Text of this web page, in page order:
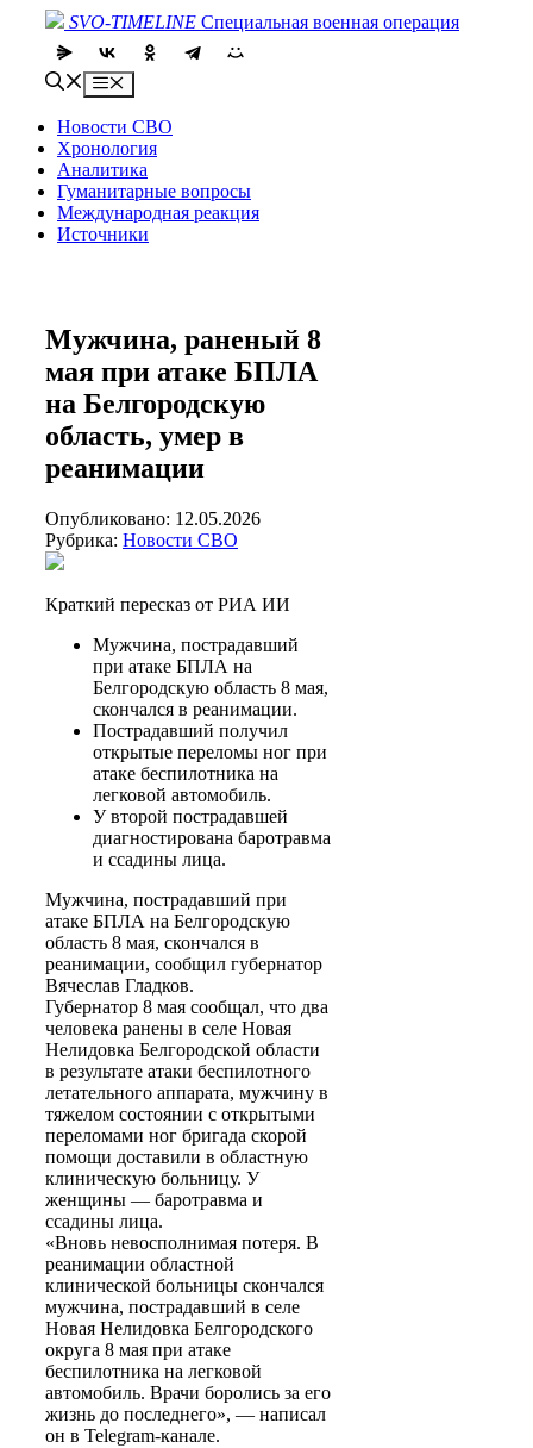
content
SVO-TIMELINE Специальная военная операция
Menu
Новости СВО
Хронология
Аналитика
Гуманитарные вопросы
Международная реакция
Источники
Мужчина, раненый 8
мая при атаке БПЛА
на Белгородскую
область, умер в
реанимации
Опубликовано: 12.05.2026
Рубрика: Новости СВО
Краткий пересказ от РИА ИИ
Мужчина, пострадавший
при атаке БПЛА на
Белгородскую область 8 мая,
скончался в реанимации.
Пострадавший получил
открытые переломы ног при
атаке беспилотника на
легковой автомобиль.
У второй пострадавшей
диагностирована баротравма
и ссадины лица.
Мужчина, пострадавший при
атаке БПЛА на Белгородскую
область 8 мая, скончался в
реанимации, сообщил губернатор
Вячеслав Гладков.
Губернатор 8 мая сообщал, что два
человека ранены в селе Новая
Нелидовка Белгородской области
в результате атаки беспилотного
летательного аппарата, мужчину в
тяжелом состоянии с открытыми
переломами ног бригада скорой
помощи доставили в областную
клиническую больницу. У
женщины — баротравма и
ссадины лица.
«Вновь невосполнимая потеря. В
реанимации областной
клинической больницы скончался
мужчина, пострадавший в селе
Новая Нелидовка Белгородского
округа 8 мая при атаке
беспилотника на легковой
автомобиль. Врачи боролись за его
жизнь до последнего», — написал
он в Telegram-канале.